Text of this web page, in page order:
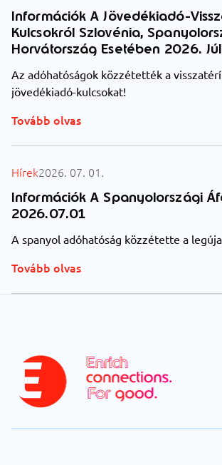
Információk A Jövedékiadó-
Kulcsokról Szlovénia,
Horvátország Esetében 2026.
Az adóhatóságok közzétették a
jövedékiadó-kulcsokat!
Tovább olvas
Hírek2026. 07. 01.
Információk A Spanyolországi
2026.07.01
A spanyol adóhatóság közzétette a
Tovább olvas